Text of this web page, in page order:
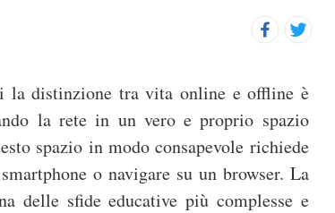
la distinzione tra vita online e offline è
la rete in un vero e proprio spazio
spazio in modo consapevole richiede
o navigare su un browser. La
delle sfide educative più complesse e